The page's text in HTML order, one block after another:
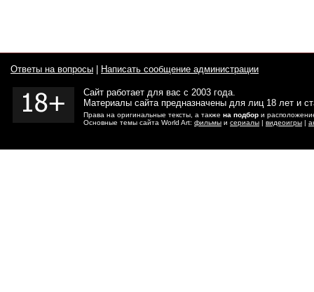
Ответы на вопросы Написать сообщение администрации
Сайт работает для вас с 2003 года.
Материалы сайта предназначены для лиц 18 лет и
Права на оригинальные тексты, а также на подбор и
Основные темы сайта World Art: фильмы и сериалы | видеоигры |